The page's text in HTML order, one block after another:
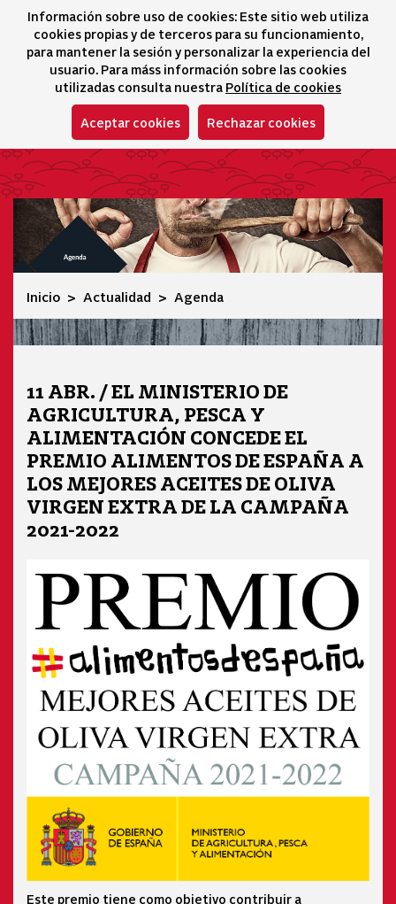
Información sobre uso de cookies: Este sitio web utiliza
cookies propias y de terceros para su funcionamiento,
para mantener la sesión y personalizar la experiencia del
usuario. Para máss información sobre las cookies
utilizadas consulta nuestra Política de cookies
Aceptar cookies Rechazar cookies
Selector idioma
icono
Agenda
Inicio Actualidad Agenda
11 ABR. / EL MINISTERIO DE
AGRICULTURA, PESCA Y
ALIMENTACIÓN CONCEDE EL
PREMIO ALIMENTOS DE ESPAÑA A
LOS MEJORES ACEITES DE OLIVA
VIRGEN EXTRA DE LA CAMPAÑA
2021-2022
Este premio tiene como objetivo contribuir a